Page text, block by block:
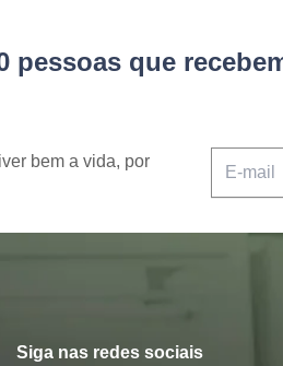
pessoas que
bem a vida, por
Siga nas redes sociais